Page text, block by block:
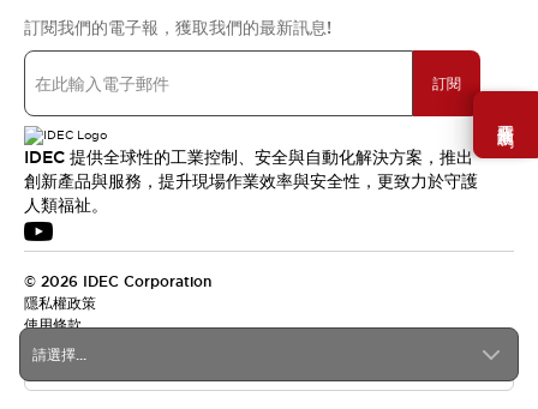
需要幫助嗎？
請選擇...
訂閱我們的電子報，獲取我們的最新訊息!
訂閱
IDEC 提供全球性的工業控制、安全與自動化解決方案，推出
創新產品與服務，提升現場作業效率與安全性，更致力於守護
人類福祉。
© 2026 IDEC Corporation
隱私權政策
使用條款
台灣